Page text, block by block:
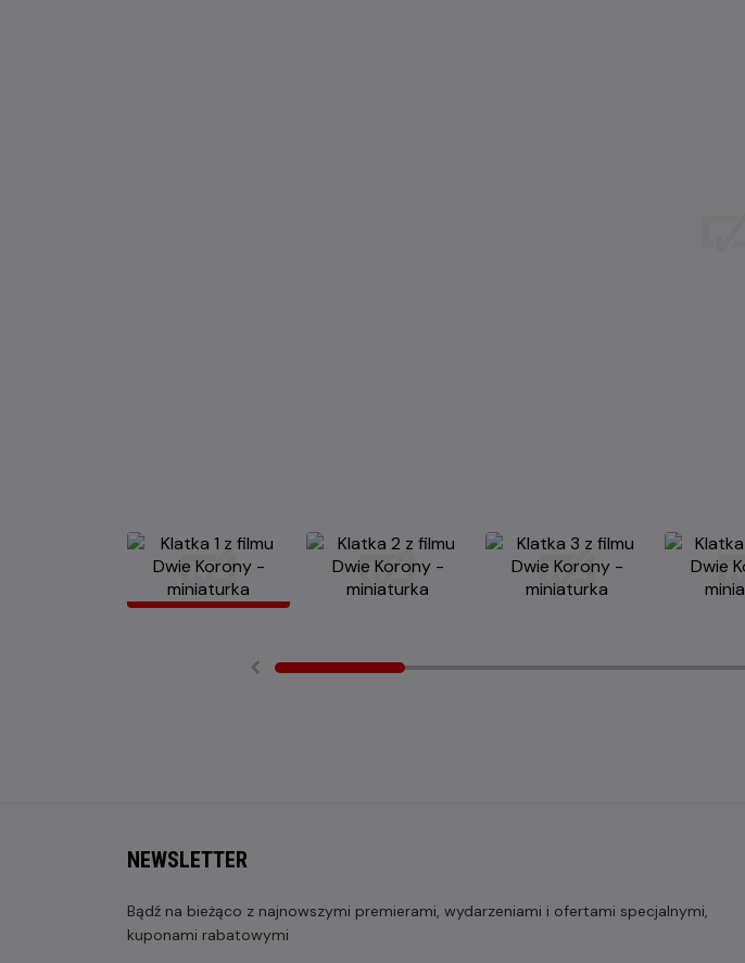
NEWSLETTER
Bądź na bieżąco z najnowszymi premierami, wydarzeniami i ofertami specjalnymi,
kuponami rabatowymi